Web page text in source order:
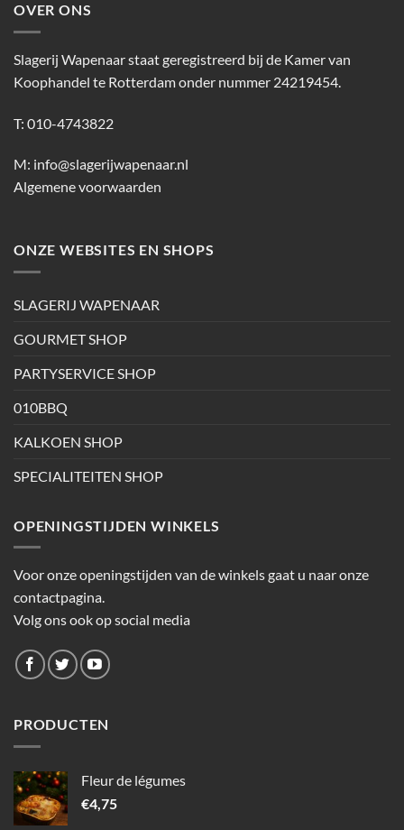
OVER ONS
Slagerij Wapenaar staat geregistreerd bij de Kamer van
Koophandel te Rotterdam onder nummer 24219454.
T: 010-4743822
M: info@slagerijwapenaar.nl
Algemene voorwaarden
ONZE WEBSITES EN SHOPS
SLAGERIJ WAPENAAR
GOURMET SHOP
PARTYSERVICE SHOP
010BBQ
KALKOEN SHOP
SPECIALITEITEN SHOP
OPENINGSTIJDEN WINKELS
Voor onze openingstijden van de winkels gaat u naar onze
contactpagina.
Volg ons ook op social media
PRODUCTEN
Fleur de légumes
€4,75